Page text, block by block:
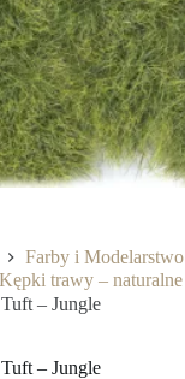
Farby i Modelarstwo
Kępki trawy – naturalne
– Jungle
– Jungle